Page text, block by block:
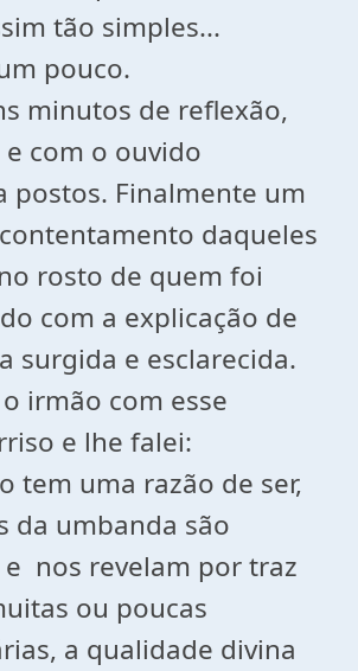
tão simples...
pouco.
minutos de reflexão,
com o ouvido
postos. Finalmente um
daqueles
rosto de quem foi
com a explicação de
surgida e esclarecida.
irmão com esse
e lhe falei:
tem uma razão de ser,
da umbanda são
nos revelam por traz
ou poucas
a qualidade divina